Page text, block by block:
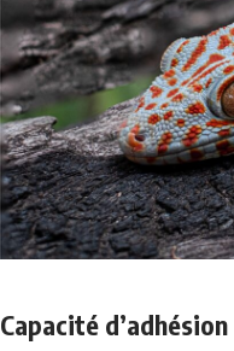
Capacité